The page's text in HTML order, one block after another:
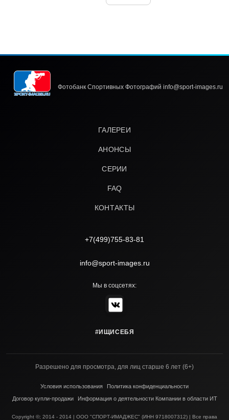
Фотобанк Спортивных Фотографий info@sport-images.ru
ГАЛЕРЕИ
АНОНСЫ
СЕРИИ
FAQ
КОНТАКТЫ
+7(499)755-83-81
info@sport-images.ru
Мы в соцсетях:
#ИЩИСЕБЯ
Разрешено для просмотра, для лиц старше 6 лет (6+)
Условия использования
Политика конфиденциальности
Договор купли-продажи
Информация о деятельности Компании в области ИТ
Copyright ©; 2014 - 2014 | ООО "СПОРТ-ИМАДЖЕС" (ИНН 9718007312) | Все права